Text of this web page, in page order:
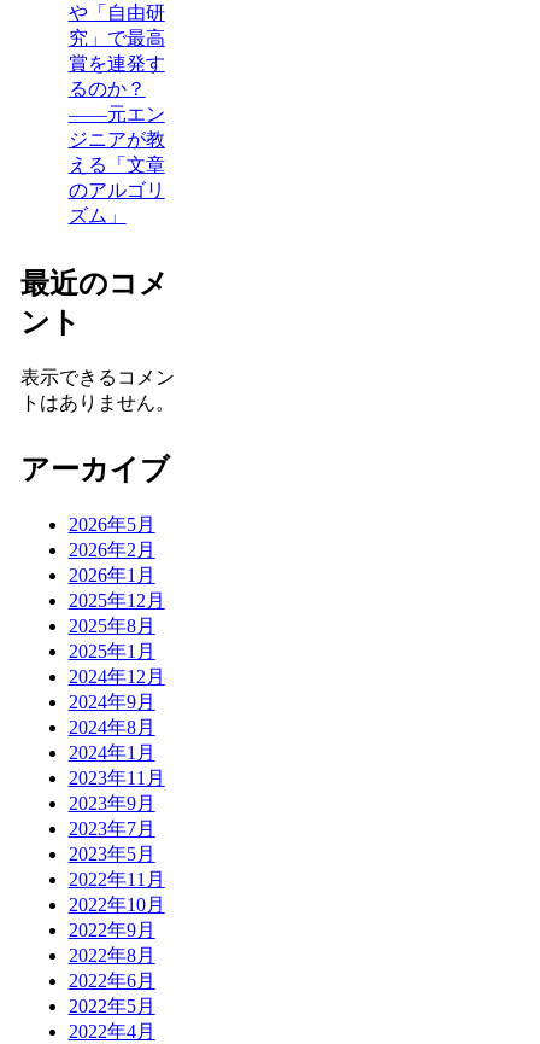
や「自由研
究」で最高
賞を連発す
るのか？
——元エン
ジニアが教
える「文章
のアルゴリ
ズム」
最近のコメ
ント
表示できるコメン
トはありません。
アーカイブ
2026年5月
2026年2月
2026年1月
2025年12月
2025年8月
2025年1月
2024年12月
2024年9月
2024年8月
2024年1月
2023年11月
2023年9月
2023年7月
2023年5月
2022年11月
2022年10月
2022年9月
2022年8月
2022年6月
2022年5月
2022年4月